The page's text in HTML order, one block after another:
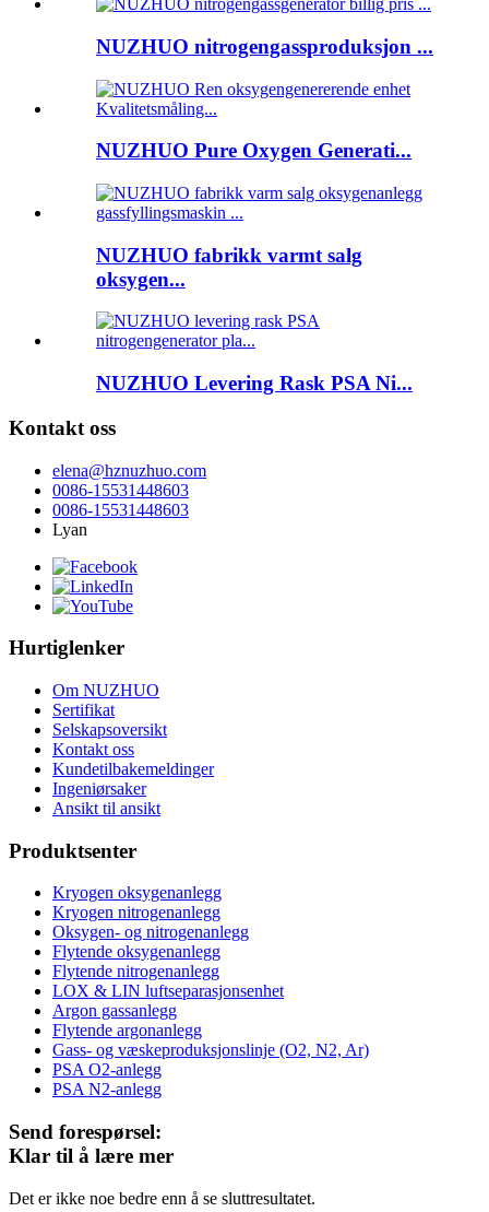
NUZHUO nitrogengassproduksjon ...
NUZHUO Pure Oxygen Generati...
NUZHUO fabrikk varmt salg
oksygen...
NUZHUO Levering Rask PSA Ni...
Kontakt oss
elena@hznuzhuo.com
0086-15531448603
0086-15531448603
Lyan
Hurtiglenker
Om NUZHUO
Sertifikat
Selskapsoversikt
Kontakt oss
Kundetilbakemeldinger
Ingeniørsaker
Ansikt til ansikt
Produktsenter
Kryogen oksygenanlegg
Kryogen nitrogenanlegg
Oksygen- og nitrogenanlegg
Flytende oksygenanlegg
Flytende nitrogenanlegg
LOX & LIN luftseparasjonsenhet
Argon gassanlegg
Flytende argonanlegg
Gass- og væskeproduksjonslinje (O2, N2, Ar)
PSA O2-anlegg
PSA N2-anlegg
Send forespørsel:
Klar til å lære mer
Det er ikke noe bedre enn å se sluttresultatet.